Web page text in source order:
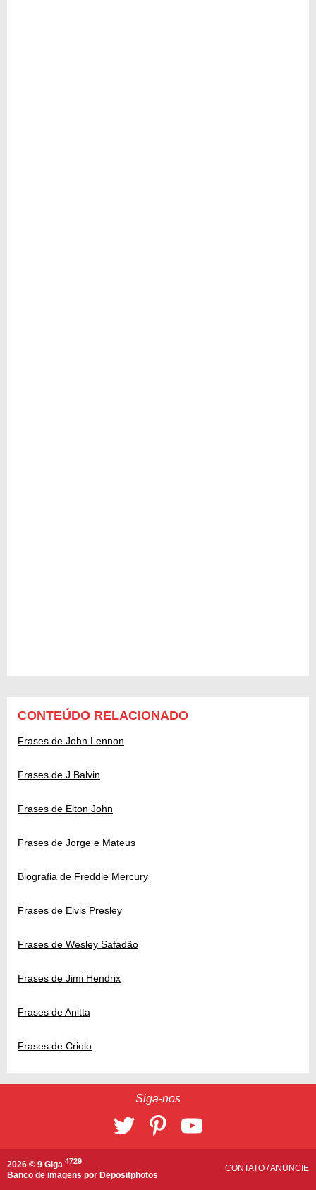
CONTEÚDO RELACIONADO
Frases de John Lennon
Frases de J Balvin
Frases de Elton John
Frases de Jorge e Mateus
Biografia de Freddie Mercury
Frases de Elvis Presley
Frases de Wesley Safadão
Frases de Jimi Hendrix
Frases de Anitta
Frases de Criolo
Siga-nos
2026 © 9 Giga 4729
Banco de imagens por Depositphotos
CONTATO /ANUNCIE